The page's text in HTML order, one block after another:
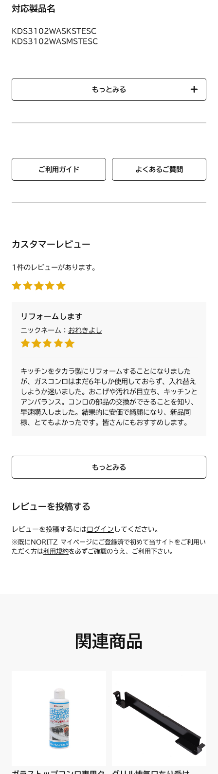
■ごとく（小）1個
商品名：ごとく S/ST（HM02）【HM】
■バーナーリングカバー（大）2個
大バーナー用のバーナーリングカバーです。左右共通です。
商品名：バーナーリングカバー L/ＳＶ【HM】
商品番号：【ノーリツコード】SRG7565【ハーマンコード】
DS0B120060208
●サイズ：長手部外径約126mm・短手部外径約116mm/内
径約71mm
■バーナーリングカバー（小）1個
小バーナー用のバーナーリングカバーです。
商品名：バーナーリングカバー小 S/ＳＶ【HM】
商品番号：【ノーリツコード】SRG7567【ハーマンコード】
■サイズ：長手部外径約110mm・短手部外径約102mm/内
〔ハーマン品番〕DP0524ST
【使用方法/使用上の注意事項】
ステンレス部品はご使用することで変色します。
対応製品名
KDS3102WASKSTESC
KDS3102WASMSTESC
KDS3605WASMSTESC
KDW36N8WASKSTES
KDW36N9WASKSTES
N3S01PWASKSTESC
N3S01PWASMBEES
N3S02PWASKSTES
N3S03PWASKSTESC
N3S04PWASKSTESC
N3S05PWASKSTES
N3S05PWASKSTESC
N3S05PWASMBEES
N3S05PWASMBEESC
N3WN8PWASKSTES
N3WN8PWASMSTES
N3WN9PWASKSTES
N3WN9PWASMSTES
N3WP6PWASMSTES
N3WR5PWASMSTES
N3WR6PWASKSTES
もっとみる
ご利用ガイド よくあるご質問
カスタマーレビュー
1件のレビューがあります。
リフォームします
ニックネーム： おれきよし
キッチンをタカラ製にリフォームすることになりました
が、ガスコンロはまだ6年しか使用しておらず、入れ替え
しようか迷いました。おこげや汚れが目立ち、キッチンと
アンバランス。コンロの部品の交換ができることを知り、
早速購入しました。結果的に安価で綺麗になり、新品同
様、とてもよかったです。皆さんにもおすすめします。
もっとみる
レビューを投稿する
レビューを投稿するにはログイン してください。
※既にNORITZ マイページにご登録済で初めて当サイトをご利用い
ただく方は利用規約を必ずご確認のうえ、ご利用下さい。
関連商品